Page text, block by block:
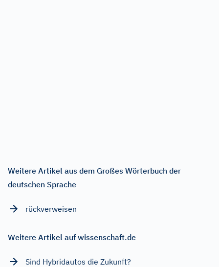
Weitere Artikel aus dem Großes Wörterbuch der
deutschen Sprache
rückverweisen
Weitere Artikel auf wissenschaft.de
Sind Hybridautos die Zukunft?